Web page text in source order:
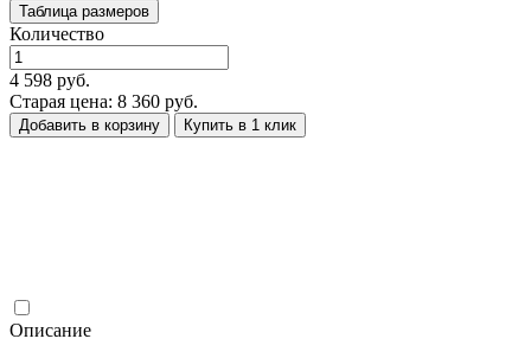
Таблица размеров
Количество
4 598 руб.
Старая цена: 8 360 руб.
Добавить в корзину Купить в 1 клик
Описание